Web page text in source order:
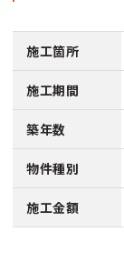
施工箇所
施工期間
築年数
物件種別
施工金額